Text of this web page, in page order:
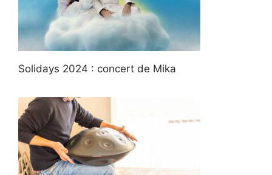
Solidays 2024 : concert de Mika